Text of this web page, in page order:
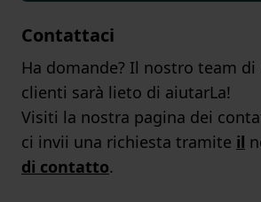
Contattaci
Ha domande? Il nostro team di
clienti sarà lieto di aiutarLa!
Visiti la nostra pagina dei
ci invii una richiesta tramite il
di contatto.